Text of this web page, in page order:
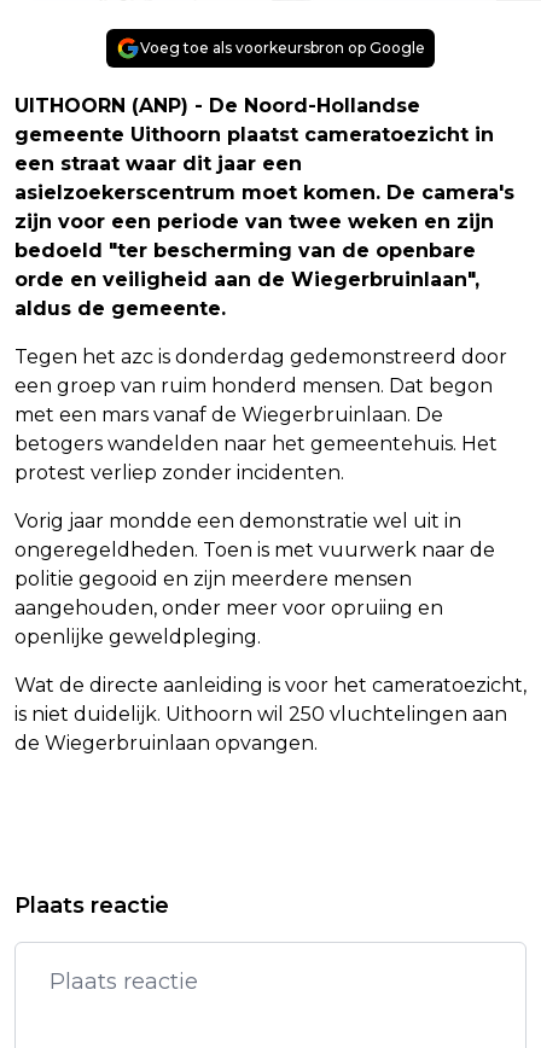
Voeg toe als voorkeursbron op Google
UITHOORN (ANP) - De Noord-Hollandse
gemeente Uithoorn plaatst cameratoezicht in
een straat waar dit jaar een
asielzoekerscentrum moet komen. De camera's
zijn voor een periode van twee weken en zijn
bedoeld "ter bescherming van de openbare
orde en veiligheid aan de Wiegerbruinlaan",
aldus de gemeente.
Tegen het azc is donderdag gedemonstreerd door
een groep van ruim honderd mensen. Dat begon
met een mars vanaf de Wiegerbruinlaan. De
betogers wandelden naar het gemeentehuis. Het
protest verliep zonder incidenten.
Vorig jaar mondde een demonstratie wel uit in
ongeregeldheden. Toen is met vuurwerk naar de
politie gegooid en zijn meerdere mensen
aangehouden, onder meer voor opruiing en
openlijke geweldpleging.
Wat de directe aanleiding is voor het cameratoezicht,
is niet duidelijk. Uithoorn wil 250 vluchtelingen aan
de Wiegerbruinlaan opvangen.
MAAND STER OP WALK OF FAME
AMERIKAANSE RECHTBANK: TRUMPS
INVOERHEFFINGEN ONWETTIG
Plaats reactie